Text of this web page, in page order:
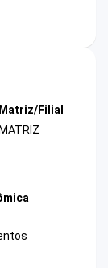
Matriz/Filial
MATRIZ